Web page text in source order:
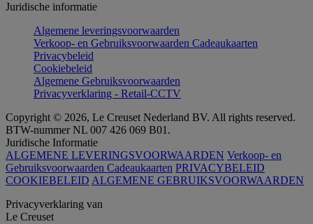
Juridische informatie
Algemene leveringsvoorwaarden
Verkoop- en Gebruiksvoorwaarden Cadeaukaarten
Privacybeleid
Cookiebeleid
Algemene Gebruiksvoorwaarden
Privacyverklaring - Retail-CCTV
Copyright © 2026, Le Creuset Nederland BV. All rights reserved.
BTW-nummer NL 007 426 069 B01.
Juridische Informatie
ALGEMENE LEVERINGSVOORWAARDEN Verkoop- en
Gebruiksvoorwaarden Cadeaukaarten PRIVACYBELEID
COOKIEBELEID ALGEMENE GEBRUIKSVOORWAARDEN
Privacyverklaring van
Le Creuset